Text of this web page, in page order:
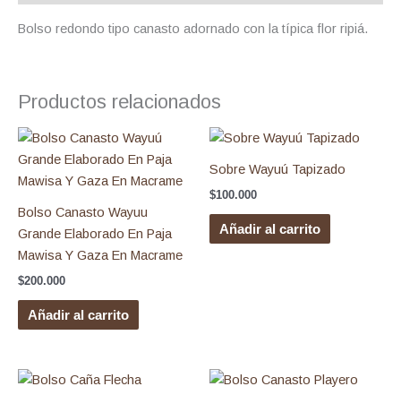
Bolso redondo tipo canasto adornado con la típica flor ripiá.
Productos relacionados
Bolso Canasto Wayuu
Grande Elaborado En Paja
Mawisa Y Gaza En Macrame
$200.000
Añadir al carrito
Sobre Wayuú Tapizado
$100.000
Añadir al carrito